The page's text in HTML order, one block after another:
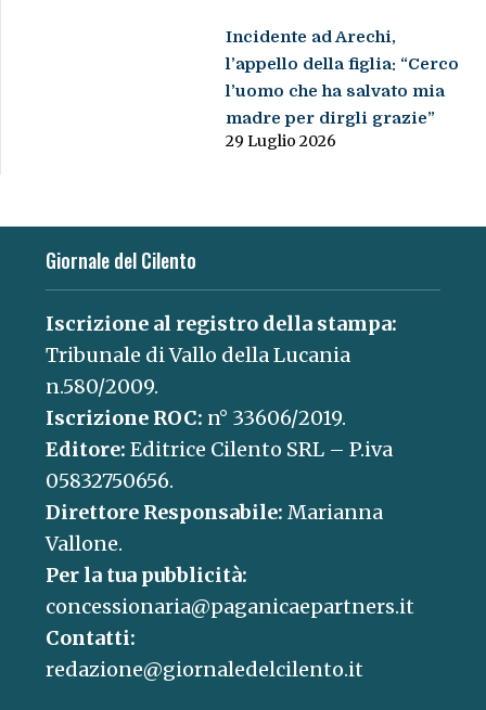
Incidente ad Arechi,
l’appello della figlia: “Cerco
l’uomo che ha salvato mia
madre per dirgli grazie”
29 Luglio 2026
Giornale del Cilento
Iscrizione al registro della stampa:
Tribunale di Vallo della Lucania
n.580/2009.
Iscrizione ROC: n° 33606/2019.
Editore: Editrice Cilento SRL – P.iva
05832750656.
Direttore Responsabile: Marianna
Vallone.
Per la tua pubblicità:
concessionaria@paganicaepartners.it
Contatti:
redazione@giornaledelcilento.it